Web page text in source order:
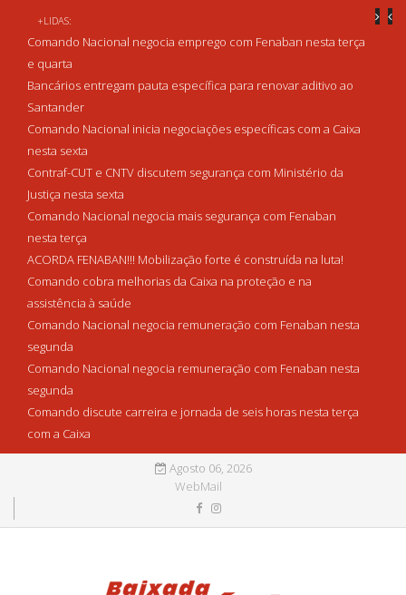
+LIDAS:
Comando Nacional negocia emprego com Fenaban nesta terça
e quarta
Bancários entregam pauta específica para renovar aditivo ao
Santander
Comando Nacional inicia negociações específicas com a Caixa
nesta sexta
Contraf-CUT e CNTV discutem segurança com Ministério da
Justiça nesta sexta
Comando Nacional negocia mais segurança com Fenaban
nesta terça
ACORDA FENABAN!!! Mobilização forte é construída na luta!
Comando cobra melhorias da Caixa na proteção e na
assistência à saúde
Comando Nacional negocia remuneração com Fenaban nesta
segunda
Comando Nacional negocia remuneração com Fenaban nesta
segunda
Comando discute carreira e jornada de seis horas nesta terça
com a Caixa
Agosto 06, 2026
WebMail